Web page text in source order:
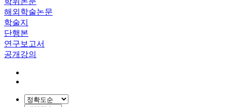
해외학술논문
학술지
단행본
연구보고서
공개강의